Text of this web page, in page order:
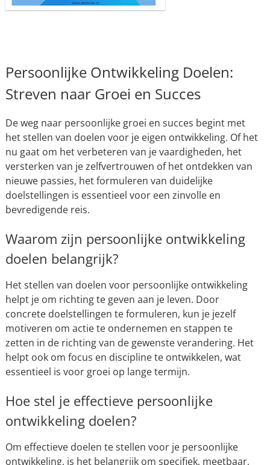
Persoonlijke Ontwikkeling Doelen:
Streven naar Groei en Succes
De weg naar persoonlijke groei en succes begint met
het stellen van doelen voor je eigen ontwikkeling. Of het
nu gaat om het verbeteren van je vaardigheden, het
versterken van je zelfvertrouwen of het ontdekken van
nieuwe passies, het formuleren van duidelijke
doelstellingen is essentieel voor een zinvolle en
bevredigende reis.
Waarom zijn persoonlijke ontwikkeling
doelen belangrijk?
Het stellen van doelen voor persoonlijke ontwikkeling
helpt je om richting te geven aan je leven. Door
concrete doelstellingen te formuleren, kun je jezelf
motiveren om actie te ondernemen en stappen te
zetten in de richting van de gewenste verandering. Het
helpt ook om focus en discipline te ontwikkelen, wat
essentieel is voor groei op lange termijn.
Hoe stel je effectieve persoonlijke
ontwikkeling doelen?
Om effectieve doelen te stellen voor je persoonlijke
ontwikkeling, is het belangrijk om specifiek, meetbaar,